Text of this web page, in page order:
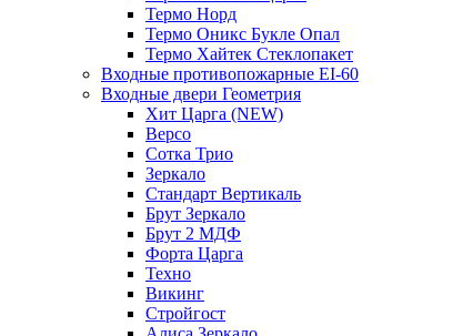
Термо Норд
Термо Оникс Букле Опал
Термо Хайтек Стеклопакет
Входные противопожарные EI-60
Входные двери Геометрия
Хит Царга (NEW)
Версо
Сотка Трио
Зеркало
Стандарт Вертикаль
Брут Зеркало
Брут 2 МДФ
Форта Царга
Техно
Викинг
Стройгост